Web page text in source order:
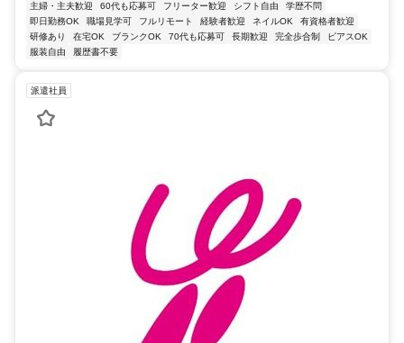
主婦・主夫歓迎 60代も応募可 フリーター歓迎 シフト自由
学歴不問
即日勤務OK
職場見学可 フルリモート 経験者歓迎 ネイルOK
有資格者歓迎
研修あり
在宅OK ブランクOK 70代も応募可 長期歓迎 完全歩合制
ピアスOK
服装自由
履歴書不要
派遣社員